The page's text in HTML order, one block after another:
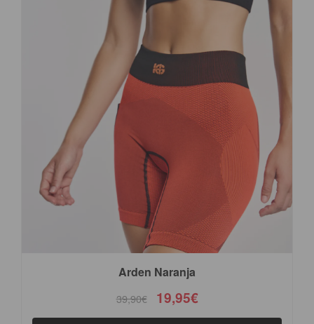
Arden Naranja
39,90€ 19,95€